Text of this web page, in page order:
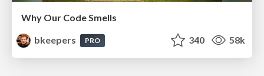
Why Our Code Smells
bkeepers
PRO 340 58k